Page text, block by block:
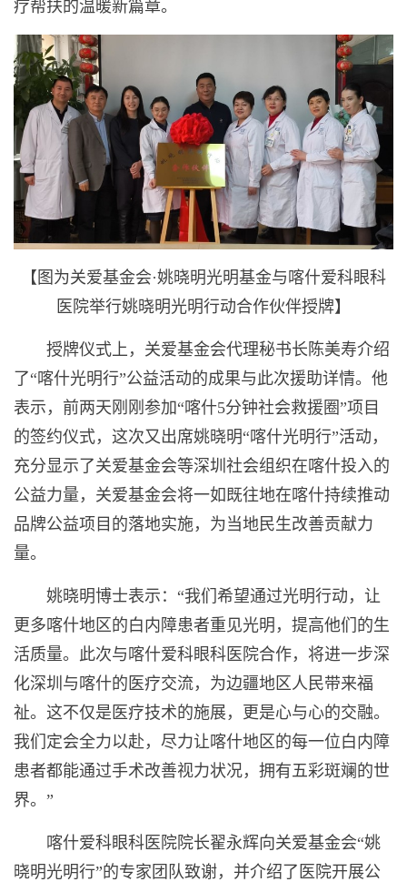
疗帮扶的温暖新篇章。
【图为关爱基金会·姚晓明光明基金与喀什爱科眼科
医院举行姚晓明光明行动合作伙伴授牌】
授牌仪式上，关爱基金会代理秘书长陈美寿介绍
了“喀什光明行”公益活动的成果与此次援助详情。他
表示，前两天刚刚参加“喀什5分钟社会救援圈”项目
的签约仪式，这次又出席姚晓明“喀什光明行”活动，
充分显示了关爱基金会等深圳社会组织在喀什投入的
公益力量，关爱基金会将一如既往地在喀什持续推动
品牌公益项目的落地实施，为当地民生改善贡献力
量。
姚晓明博士表示：“我们希望通过光明行动，让
更多喀什地区的白内障患者重见光明，提高他们的生
活质量。此次与喀什爱科眼科医院合作，将进一步深
化深圳与喀什的医疗交流，为边疆地区人民带来福
祉。这不仅是医疗技术的施展，更是心与心的交融。
我们定会全力以赴，尽力让喀什地区的每一位白内障
患者都能通过手术改善视力状况，拥有五彩斑斓的世
界。”
喀什爱科眼科医院院长翟永辉向关爱基金会“姚
晓明光明行”的专家团队致谢，并介绍了医院开展公